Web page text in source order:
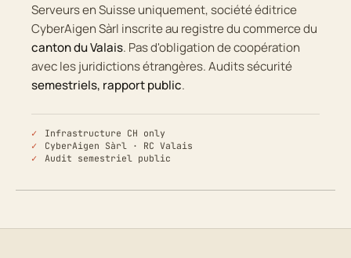
Serveurs en Suisse uniquement, société éditrice
CyberAigen Sàrl inscrite au registre du commerce du
canton du Valais. Pas d'obligation de coopération
avec les juridictions étrangères. Audits sécurité
semestriels, rapport public.
Infrastructure CH only
CyberAigen Sàrl · RC Valais
Audit semestriel public